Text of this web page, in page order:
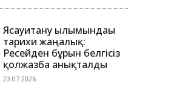
Ясауитану ғылымындағы
тарихи жаңалық:
Ресейден бұрын белгісіз
қолжазба анықталды
23.07.2026